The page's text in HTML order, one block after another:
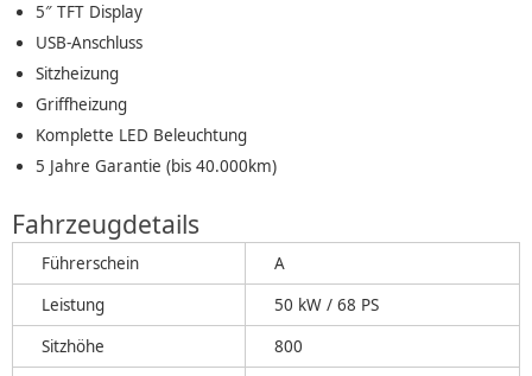
5″ TFT Display
USB-Anschluss
Sitzheizung
Griffheizung
Komplette LED Beleuchtung
5 Jahre Garantie (bis 40.000km)
Fahrzeugdetails
Führerschein
A
Leistung
50 kW / 68 PS
Sitzhöhe
800